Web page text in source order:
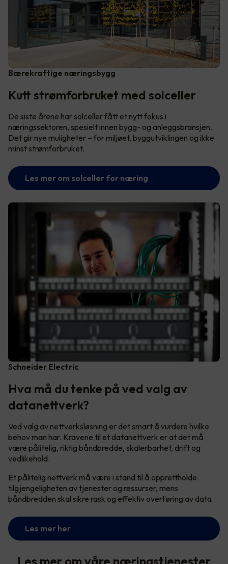
Bærekraftige næringsbygg
Kutt strømforbruket med solceller
De siste årene har solceller fått et nytt fokus i
næringssektoren, spesielt innen bygg- og anleggsbransjen.
Det gir nye muligheter – for miljøet, byggutviklingen og ikke
minst strømforbruket.
Les mer om solceller for næring
Schneider Electric
Hva må du tenke på ved valg av
datanettverk?
Ved valg av nettverksløsning er det smart å vurdere hvilke
behov man har. Kravene til et datanettverk er at det må
være pålitelig, riktig båndbredde, skalerbarhet, drift og
vedlikehold.
Et pålitelig nettverk må være i stand til å opprettholde
tilgjengeligheten av tjenester og ressurser, mens
båndbredden skal sikre rask og effektiv overføring av data.
Les mer her